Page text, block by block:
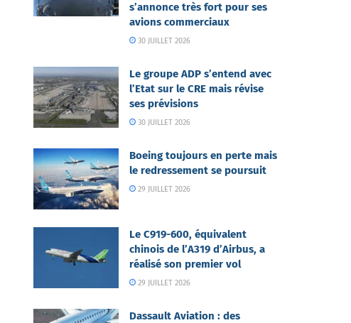
s’annonce très fort pour ses
avions commerciaux
30 JUILLET 2026
Le groupe ADP s’entend avec
l’Etat sur le CRE mais révise
ses prévisions
30 JUILLET 2026
Boeing toujours en perte mais
le redressement se poursuit
29 JUILLET 2026
Le C919-600, équivalent
chinois de l’A319 d’Airbus, a
réalisé son premier vol
29 JUILLET 2026
Dassault Aviation : des